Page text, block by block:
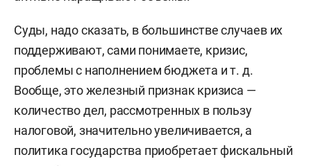
Суды, надо сказать, в большинстве случаев их
поддерживают, сами понимаете, кризис,
проблемы с наполнением бюджета и т. д.
Вообще, это железный признак кризиса —
количество дел, рассмотренных в пользу
налоговой, значительно увеличивается, а
политика государства приобретает фискальный